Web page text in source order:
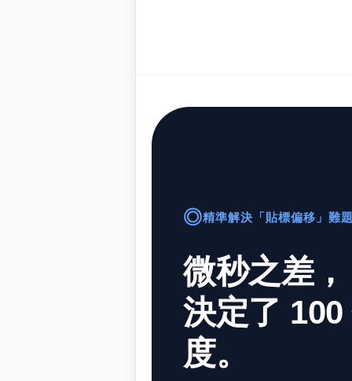
◎精準解決「貼標偏移」難
微秒之差，
決定了
度。